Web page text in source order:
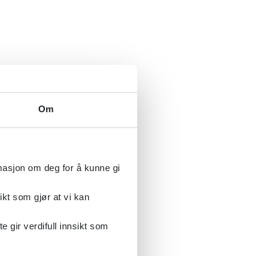
Om
om deg for å kunne gi
som gjør at vi kan
gir verdifull innsikt som
lidelser – en